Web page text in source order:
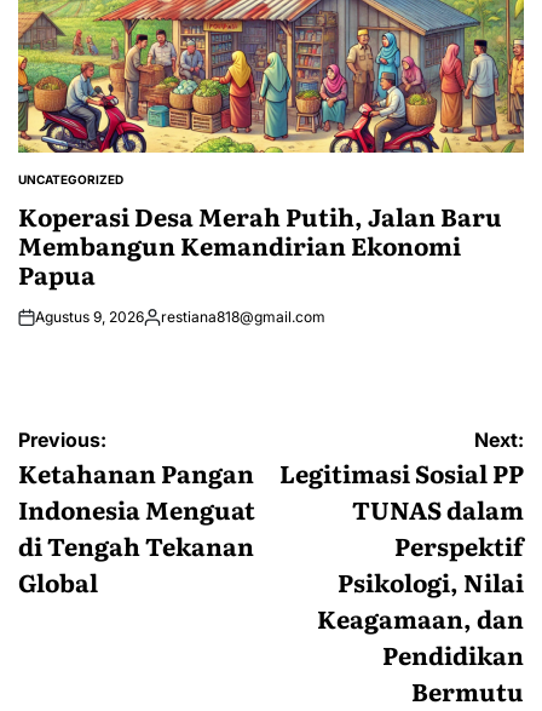
POSTED
UNCATEGORIZED
Koperasi Desa Merah Putih, Jalan Baru
Membangun Kemandirian Ekonomi
Papua
Agustus 9, 2026Posted
restiana818@gmail.com
Navigasi
pos
Previous:
Ketahanan Pangan
Indonesia Menguat
di Tengah Tekanan
Global
Next:
Legitimasi Sosial PP
TUNAS dalam
Perspektif
Psikologi, Nilai
Keagamaan, dan
Pendidikan
Bermutu